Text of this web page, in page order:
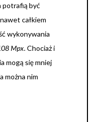
potrafią być
całkiem
wykonywania
Mpx. Chociaż i
mogą się mniej
można nim